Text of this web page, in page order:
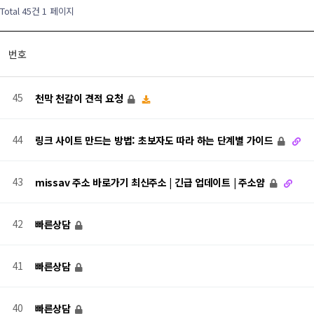
Total 45건 1 페이지
번호
45 천막 천갈이 견적 요청
44 링크 사이트 만드는 방법: 초보자도 따라 하는 단계별 가이드
43 missav 주소 바로가기 최신주소 | 긴급 업데이트 | 주소얌
42 빠른상담
41 빠른상담
40 빠른상담